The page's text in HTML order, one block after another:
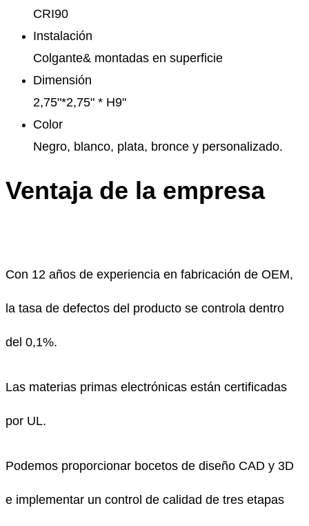
CRI90
Instalación
Colgante& montadas en superficie
Dimensión
2,75"*2,75" * H9"
Color
Negro, blanco, plata, bronce y personalizado.
Ventaja de la empresa
Con 12 años de experiencia en fabricación de OEM,
la tasa de defectos del producto se controla dentro
del 0,1%.
Las materias primas electrónicas están certificadas
por UL.
Podemos proporcionar bocetos de diseño CAD y 3D
e implementar un control de calidad de tres etapas